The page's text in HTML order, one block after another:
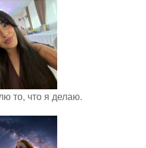
то, что я делаю.